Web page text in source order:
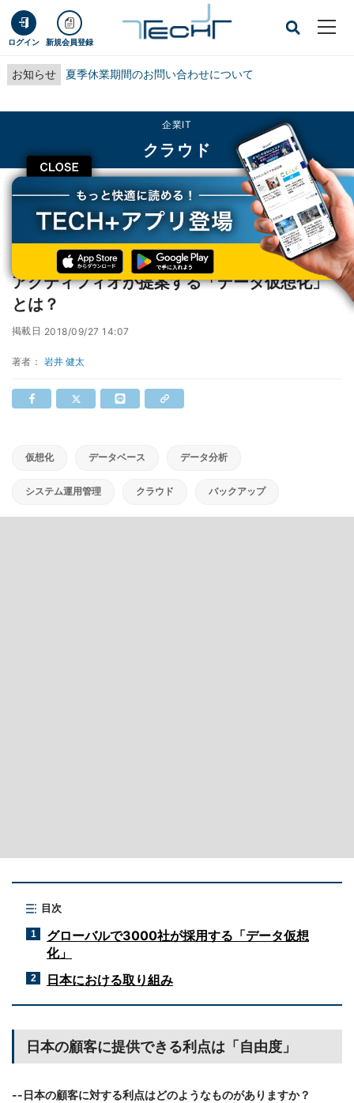
ログイン 新規会員登録
お知らせ 夏季休業期間のお問い合わせについて
CLOSE
企業IT
クラウド
TECH+ 企業IT
クラウド
アクティフィオが提案する「データ仮想化」とは？
インタビュー
アクティフィオが提案する「データ仮想化」
とは？
掲載日 2018/09/27 14:07
著者： 岩井 健太
仮想化 データベース データ分析
システム運用管理 クラウド バックアップ
目次
1
グローバルで3000社が採用する「データ仮想
化」
2 日本における取り組み
日本の顧客に提供できる利点は「自由度」
--日本の顧客に対する利点はどのようなものがありますか？